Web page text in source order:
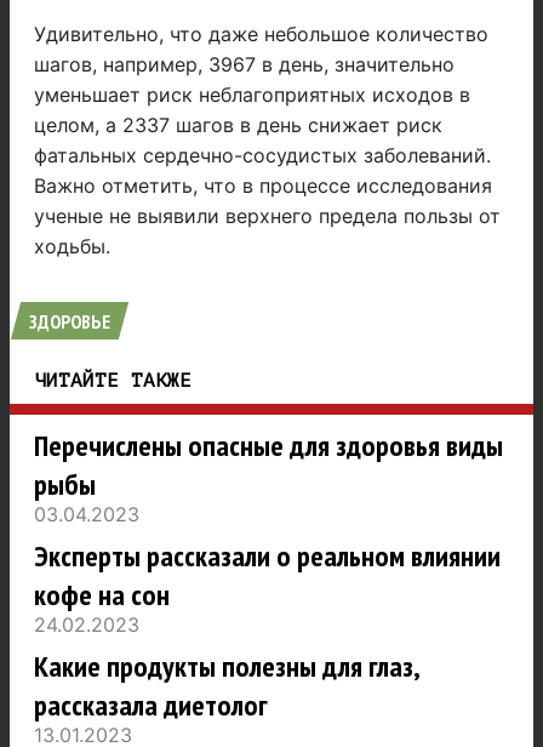
Удивительно, что даже небольшое количество
шагов, например, 3967 в день, значительно
уменьшает риск неблагоприятных исходов в
целом, а 2337 шагов в день снижает риск
фатальных сердечно-сосудистых заболеваний.
Важно отметить, что в процессе исследования
ученые не выявили верхнего предела пользы от
ходьбы.
ЗДОРОВЬЕ
ЧИТАЙТЕ ТАКЖЕ
Перечислены опасные для здоровья виды
рыбы
03.04.2023
Эксперты рассказали о реальном влиянии
кофе на сон
24.02.2023
Какие продукты полезны для глаз,
рассказала диетолог
13.01.2023